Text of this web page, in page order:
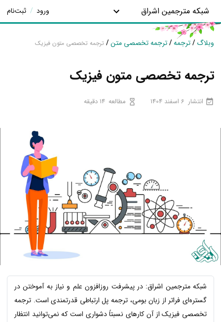
شبکه مترجمین اشراق ورود / ثبت‌نام
وبلاگ /ترجمه/ترجمه تخصصی متن/ ترجمه تخصصی متون فیزیک
ترجمه تخصصی متون فیزیک
انتشار 6 اسفند 1404 مطالعه 14 دقیقه
شبکه مترجمین اشراق: در پیشرفت روزافزون علم و نیاز به آموختن در
گستره‌ای فراتر از زبان بومی، ترجمه پل ارتباطی قدرتمندی است. ترجمه
تخصصی فیزیک از آن ‌کارهای نسبتاً دشواری است که نمی‌توانید انتظار